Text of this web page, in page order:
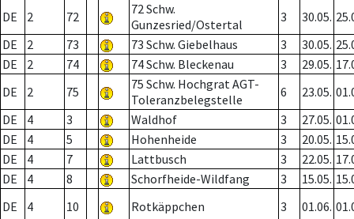
DE 2 72
72 Schw.
Gunzesried/Ostertal
3 30.05.
DE
2 73 73 Schw. Giebelhaus 3 30.05.
DE
2 74 74 Schw. Bleckenau 3 29.05.
DE
2 75
75 Schw. Hochgrat AGT-
Toleranzbelegstelle
6 23.05.
DE
4 3 Waldhof 3 27.05.
DE
4 5 Hohenheide 3 20.05.
DE
4 7 Lattbusch 3 22.05.
DE
4 8 Schorfheide-Wildfang 3 15.05.
DE
4 10 Rotkäppchen 3 01.06.